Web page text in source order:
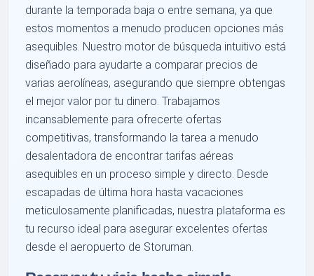
durante la temporada baja o entre semana, ya que
estos momentos a menudo producen opciones más
asequibles. Nuestro motor de búsqueda intuitivo está
diseñado para ayudarte a comparar precios de
varias aerolíneas, asegurando que siempre obtengas
el mejor valor por tu dinero. Trabajamos
incansablemente para ofrecerte ofertas
competitivas, transformando la tarea a menudo
desalentadora de encontrar tarifas aéreas
asequibles en un proceso simple y directo. Desde
escapadas de última hora hasta vacaciones
meticulosamente planificadas, nuestra plataforma es
tu recurso ideal para asegurar excelentes ofertas
desde el aeropuerto de Storuman.